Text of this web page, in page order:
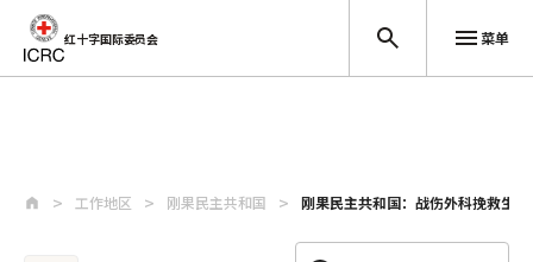
红十字国际委员会 菜单
工作地区 刚果民主共和国 刚果民主共和国：战伤外科挽救生命